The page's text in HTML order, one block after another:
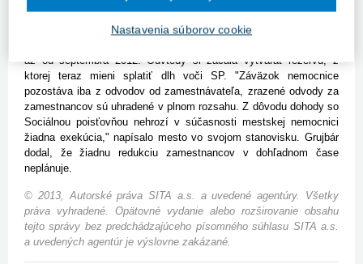
Nedoplatky na odvodoch sú za obdobie od júna 2012 do februára
2013. Nemocnica totiž musela zvýšiť mzdy podľa zákona, no
až od septembra 2012. Odvtedy si začala vytvárať rezervu, z
ktorej teraz mieni splatiť dlh voči SP. "Záväzok nemocnice
pozostáva iba z odvodov od zamestnávateľa, zrazené odvody za
zamestnancov sú uhradené v plnom rozsahu. Z dôvodu dohody so
Sociálnou poisťovňou nehrozí v súčasnosti mestskej nemocnici
žiadna exekúcia," napísalo mesto vo svojom stanovisku. Grujbár
dodal, že žiadnu redukciu zamestnancov v dohľadnom čase
neplánuje.
© 2013, Autorské práva SITA a.s. a uvedené agentúry. Všetky
práva vyhradené. Opätovné vydanie alebo rozširovanie obsahu
tejto správy bez predchádzajúceho písomného súhlasu SITA a.s.
a uvedených agentúr je výslovne zakázané.
Nastavenia súborov cookie